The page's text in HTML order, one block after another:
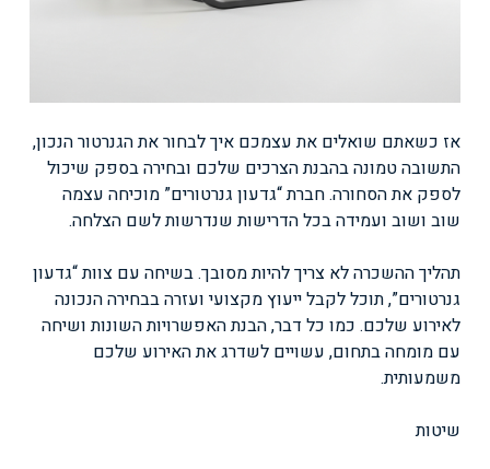
אז כשאתם שואלים את עצמכם איך לבחור את הגנרטור הנכון,
התשובה טמונה בהבנת הצרכים שלכם ובחירה בספק שיכול
לספק את הסחורה. חברת “גדעון גנרטורים” מוכיחה עצמה
שוב ושוב ועמידה בכל הדרישות שנדרשות לשם הצלחה.
תהליך ההשכרה לא צריך להיות מסובך. בשיחה עם צוות “גדעון
גנרטורים”, תוכל לקבל ייעוץ מקצועי ועזרה בבחירה הנכונה
לאירוע שלכם. כמו כל דבר, הבנת האפשרויות השונות ושיחה
עם מומחה בתחום, עשויים לשדרג את האירוע שלכם
משמעותית.
שיטות